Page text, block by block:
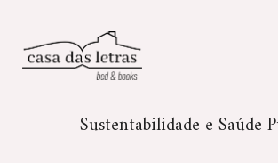
Sustentabilidade e Saúde